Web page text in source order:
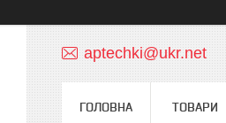
aptechki@ukr.net
ГОЛОВНА ТОВАРИ